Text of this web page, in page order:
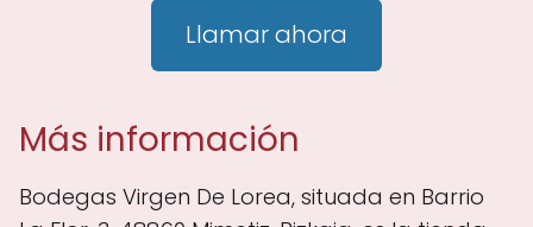
Llamar ahora
Más información
Bodegas Virgen De Lorea, situada en Barrio